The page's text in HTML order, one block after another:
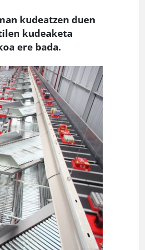
kudeatzen duen
kudeaketa
ere bada.